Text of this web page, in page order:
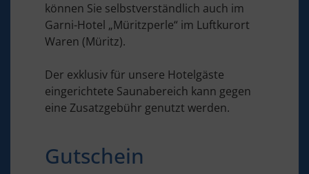
können Sie selbstverständlich auch im
Garni-Hotel „Müritzperle“ im Luftkurort
Waren (Müritz).
Der exklusiv für unsere Hotelgäste
eingerichtete Saunabereich kann gegen
eine Zusatzgebühr genutzt werden.
Gutschein